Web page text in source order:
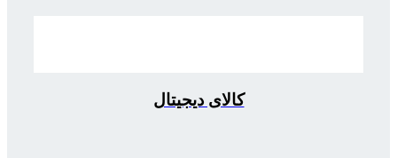
کالای دیجیتال